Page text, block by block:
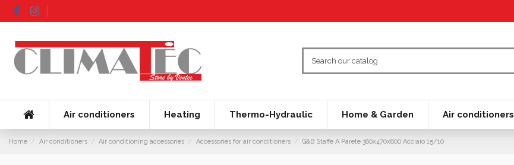
Air conditioners Heating Thermo-Hydraulic Home & Garden Air conditioners
Home Air conditioners Air conditioning accessories Accessories for air conditioners G&B Staffe A Parete 380x470x800 Acciaio 15/10